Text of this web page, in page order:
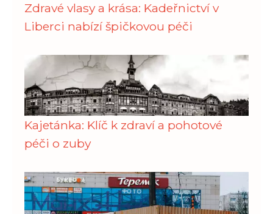
Zdravé vlasy a krása: Kadeřnictví v
Liberci nabízí špičkovou péči
Kajetánka: Klíč k zdraví a pohotové
péči o zuby